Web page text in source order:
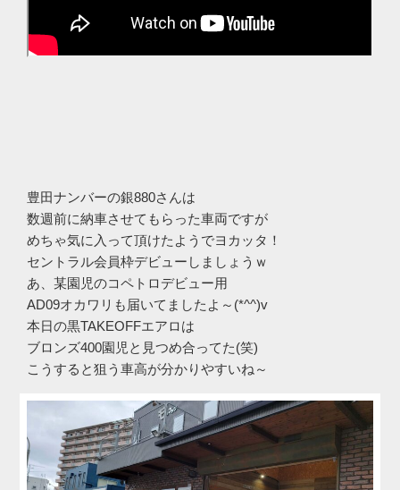
豊田ナンバーの銀880さんは
数週前に納車させてもらった車両ですが
めちゃ気に入って頂けたようでヨカッタ！
セントラル会員枠デビューしましょうｗ
あ、某園児のコペトロデビュー用
AD09オカワリも届いてましたよ～(*^^)v
本日の黒TAKEOFFエアロは
ブロンズ400園児と見つめ合ってた(笑)
こうすると狙う車高が分かりやすいね～